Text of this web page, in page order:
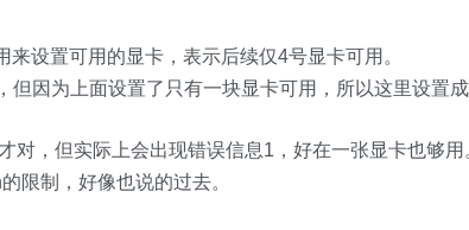
来设置可用的显卡，表示后续仅4号显卡可用。
但因为上面设置了只有一块显卡可用，所以这里设置
对，但实际上会出现错误信息1，好在一张显卡也够用
限制，好像也说的过去。